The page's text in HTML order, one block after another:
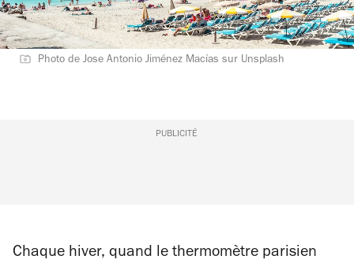
Photo de Jose Antonio Jiménez Macías sur Unsplash
PUBLICITÉ
Chaque hiver, quand le thermomètre parisien